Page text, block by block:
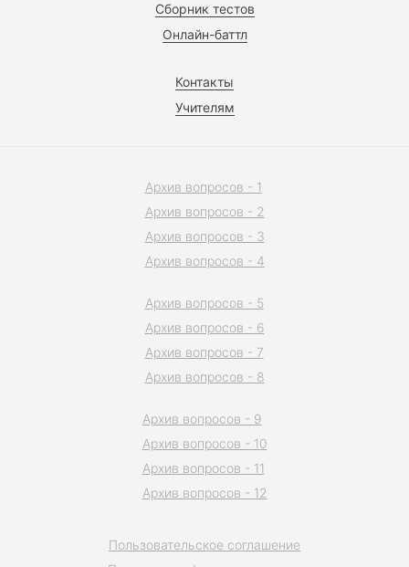
Сборник тестов
Онлайн-баттл
Контакты
Учителям
Пользовательское соглашение
Архив вопросов - 1
Архив вопросов - 2
Архив вопросов - 3
Архив вопросов - 4
Архив вопросов - 5
Архив вопросов - 6
Архив вопросов - 7
Архив вопросов - 8
Архив вопросов - 9
Архив вопросов - 10
Архив вопросов - 11
Архив вопросов - 12